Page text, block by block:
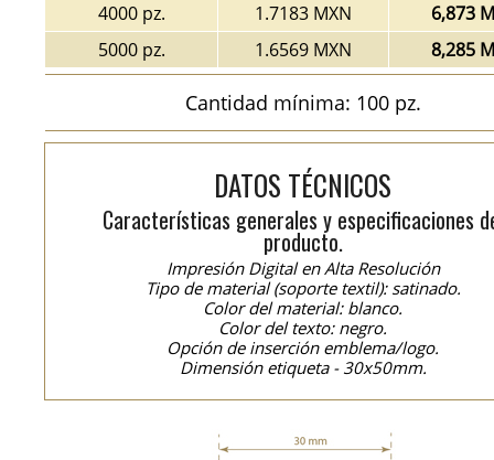
4000 pz.
1.7183 MXN
6,873
5000 pz.
1.6569 MXN 8,285
Cantidad mínima: 100 pz.
DATOS TÉCNICOS
Características generales y especificaciones
producto.
Impresión Digital en Alta Resolución
Tipo de material (soporte textil): satinado.
Color del material: blanco.
Color del texto: negro.
Opción de inserción emblema/logo.
Dimensión etiqueta - 30x50mm.